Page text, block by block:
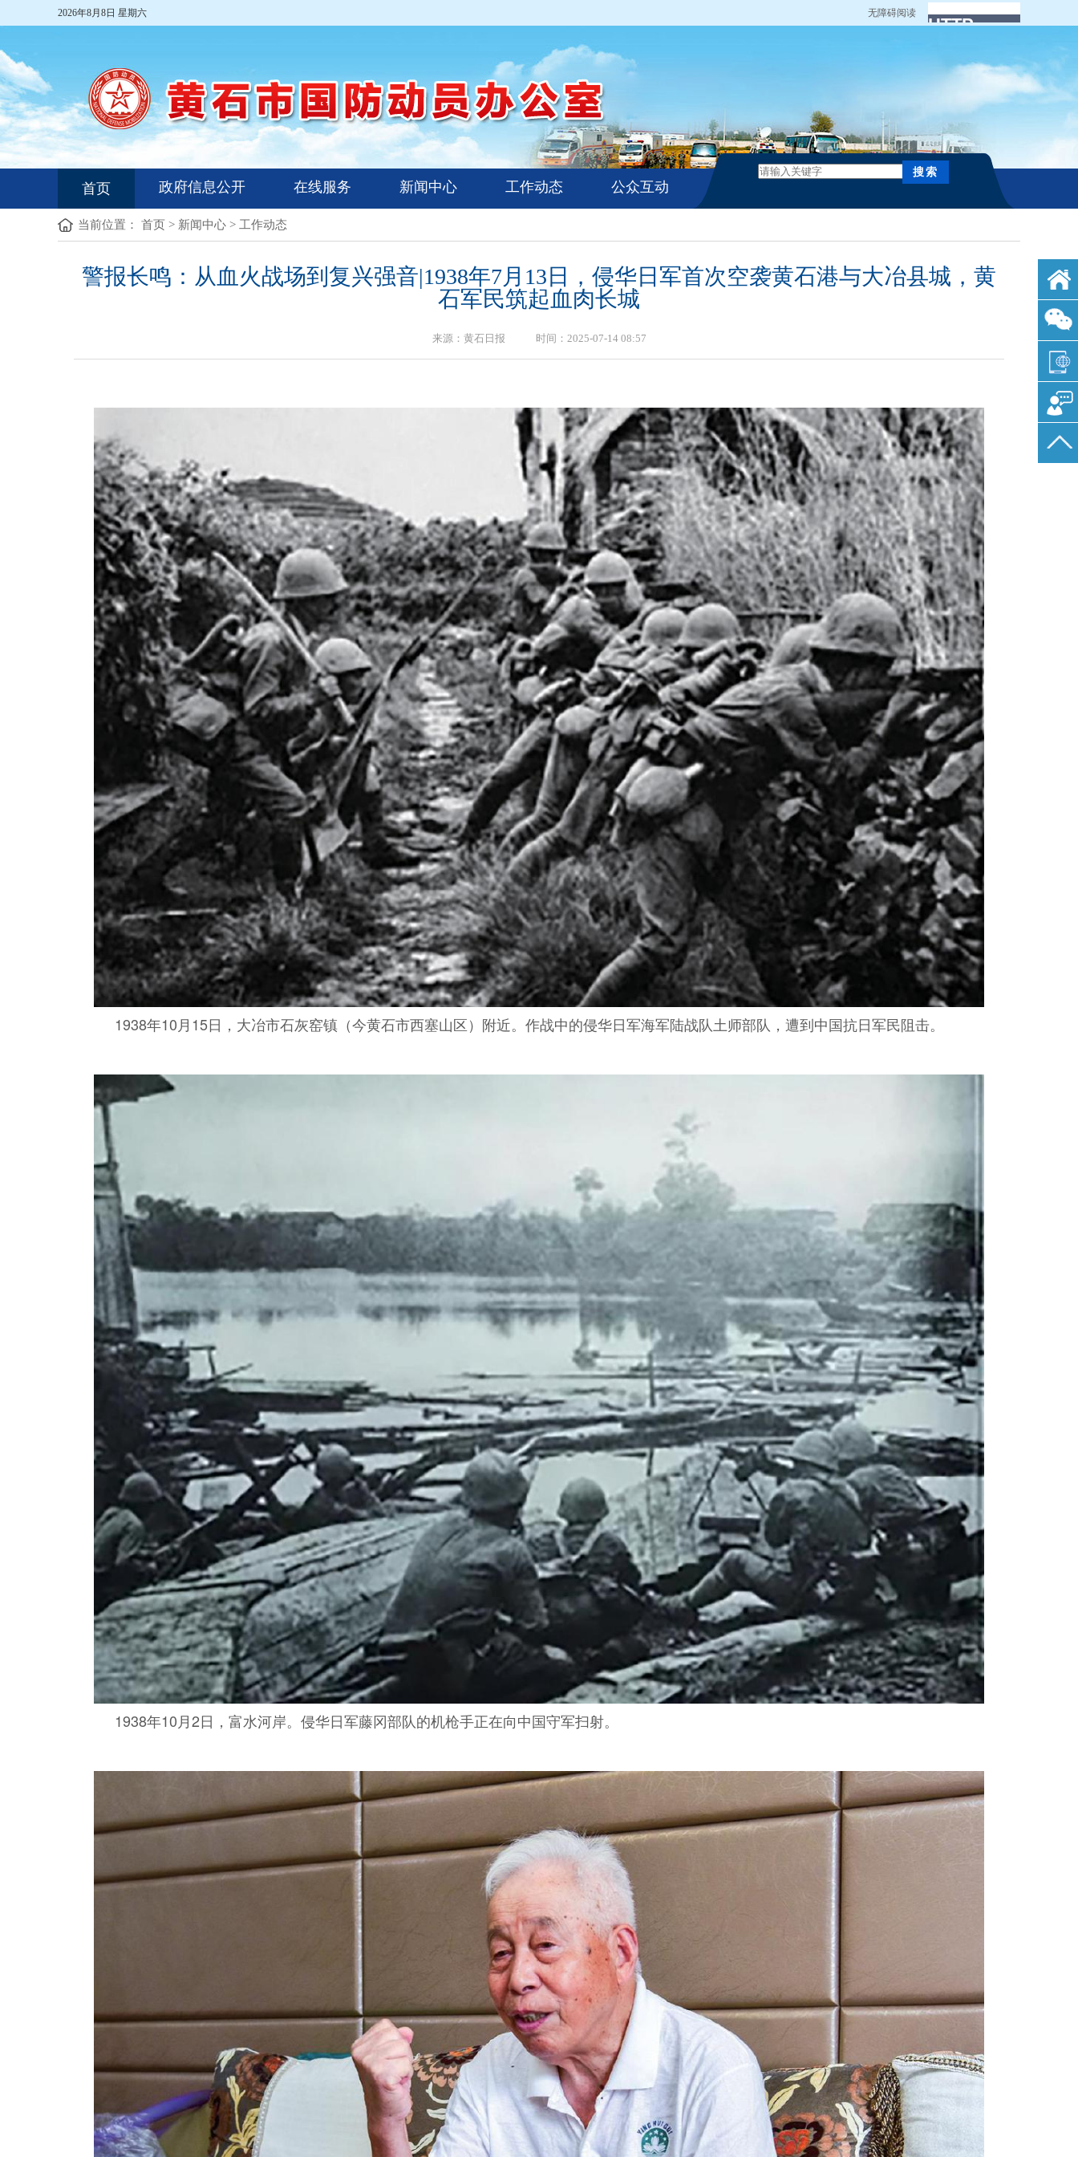
无障碍阅读
2026年8月8日 星期六
首页 政府信息公开 在线服务 新闻中心 工作动态 公众互动
当前位置： 首页 > 新闻中心 > 工作动态
警报长鸣：从血火战场到复兴强音|1938年7月13日，侵华日军首次空袭黄石港与大冶县城，黄
石军民筑起血肉长城
来源：黄石日报 时间：2025-07-14 08:57
1938年10月15日，大冶市石灰窑镇（今黄石市西塞山区）附近。作战中的侵华日军海军陆战队土师部队，遭到中国抗日军民阻击。
1938年10月2日，富水河岸。侵华日军藤冈部队的机枪手正在向中国守军扫射。